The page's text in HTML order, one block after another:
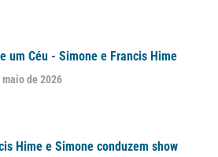
um Céu - Simone e Francis Hime
maio de 2026
Hime e Simone conduzem show